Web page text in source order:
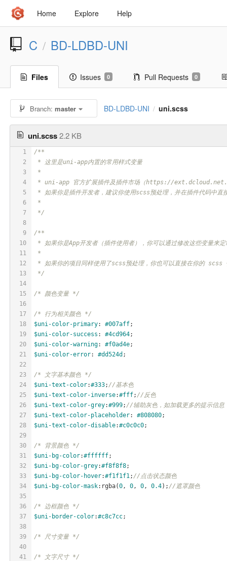
Home Explore Help
C / BD-LDBD-UNI
Files Issues 0 Pull Requests 0
Branch:master BD-LDBD-UNI / uni.scss
uni.scss2.2 KB
1
2
3
4
5
6
7
8
9
10
11
12
13
14
15
16
17
18
19
20
21
22
23
24
25
26
27
28
29
30
31
32
33
34
35
36
37
38
39
40
41
/**
* 这里是uni-app内置的常用样式变量
*
* uni-app 官方扩展插件及插件市场（https://ext.dcloud.net.cn
* 如果你是插件开发者，建议你使用scss预处理，并在插件代码中
*
*/
/**
* 如果你是App开发者（插件使用者），你可以通过修改这些变量来
*
* 如果你的项目同样使用了scss预处理，你也可以直接在你的
*/
/* 颜色变量 */
/* 行为相关颜色 */
$uni-color-primary: #007aff;
$uni-color-success : #4cd964;
$uni-color-warning: #f0ad4e;
$uni-color-error: #dd524d ;
/* 文字基本颜色 */
$uni-text-color:#333; //基本色
$uni-text-color-inverse:#fff; //反色
$uni-text-color-grey:#999; //辅助灰色，如加载更多的提示信息
$uni-text-color-placeholder: #808080;
$uni-text-color-disable:#c0c0c0;
/* 背景颜色 */
$uni-bg-color:#ffffff;
$uni-bg-color-grey:#f8f8f8;
$uni-bg-color-hover:#f1f1f1; //点击状态颜色
$uni-bg-color-mask:rgba(0, 0, 0, 0.4); //遮罩颜色
/* 边框颜色 */
$uni-border-color:#c8c7cc;
/* 尺寸变量 */
/* 文字尺寸 */